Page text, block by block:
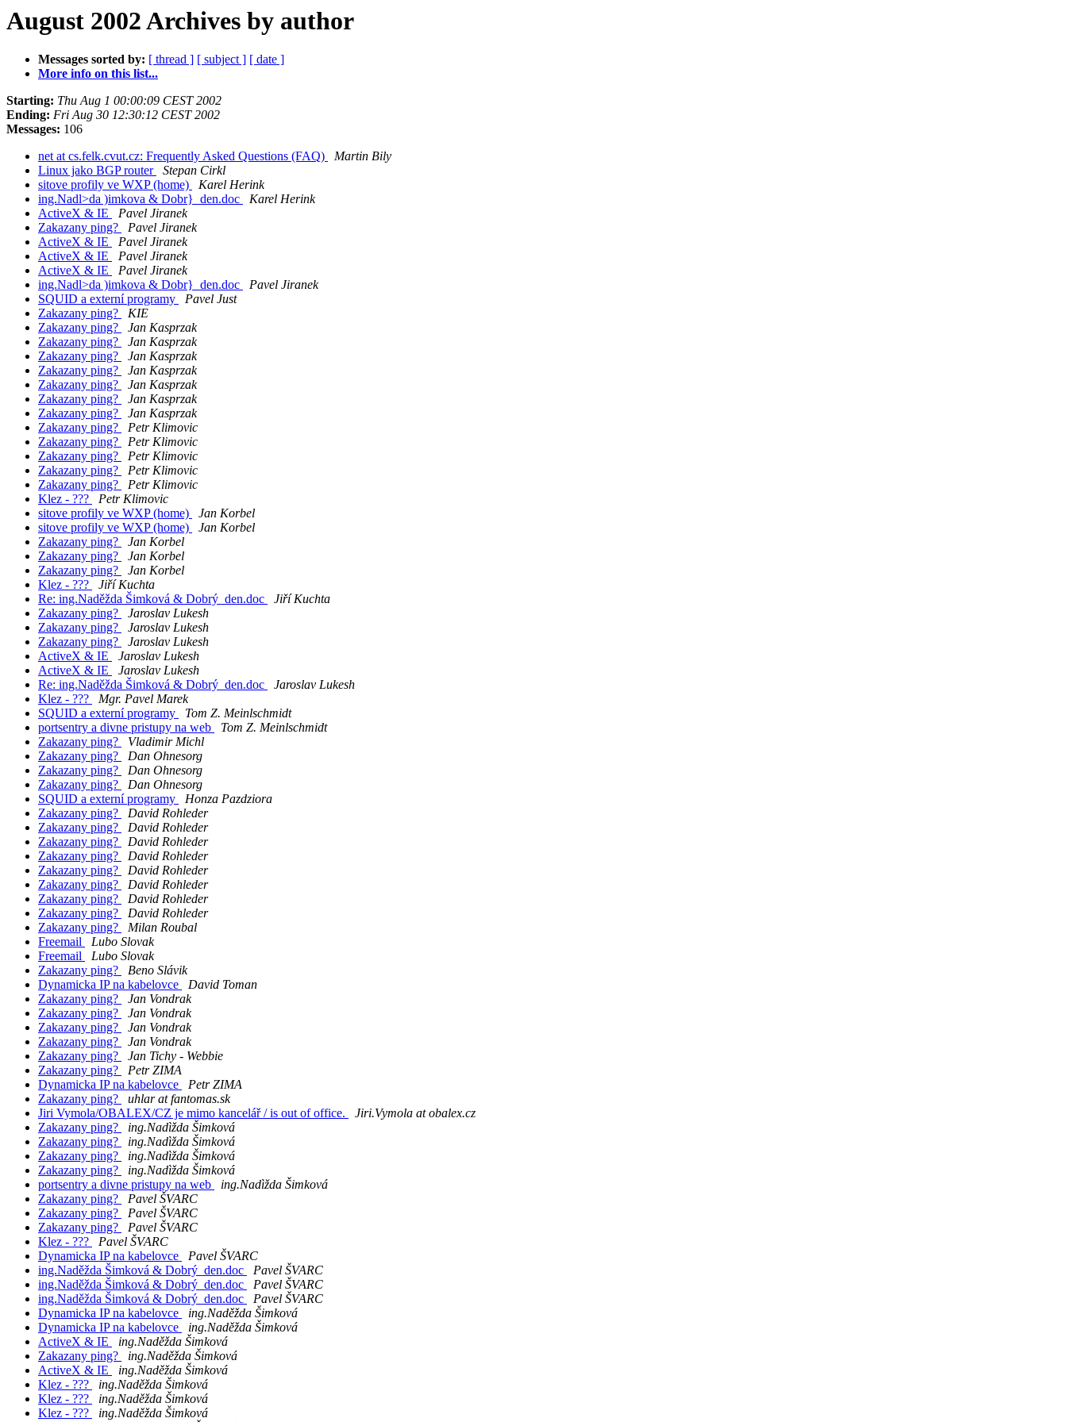
August 2002 Archives by author
Messages sorted by: [ thread ] [ subject ] [ date ]
More info on this list...
Starting: Thu Aug 1 00:00:09 CEST 2002
Ending: Fri Aug 30 12:30:12 CEST 2002
Messages: 106
net at cs.felk.cvut.cz: Frequently Asked Questions (FAQ)
Martin Bily
Linux jako BGP router
Stepan Cirkl
sitove profily ve WXP (home)
Karel Herink
ing.Nadl>da )imkova & Dobr}_den.doc
Karel Herink
ActiveX & IE
Pavel Jiranek
Zakazany ping?
Pavel Jiranek
ActiveX & IE
Pavel Jiranek
ActiveX & IE
Pavel Jiranek
ActiveX & IE
Pavel Jiranek
ing.Nadl>da )imkova & Dobr}_den.doc
Pavel Jiranek
SQUID a externí programy
Pavel Just
Zakazany ping?
KIE
Zakazany ping?
Jan Kasprzak
Zakazany ping?
Jan Kasprzak
Zakazany ping?
Jan Kasprzak
Zakazany ping?
Jan Kasprzak
Zakazany ping?
Jan Kasprzak
Zakazany ping?
Jan Kasprzak
Zakazany ping?
Jan Kasprzak
Zakazany ping?
Petr Klimovic
Zakazany ping?
Petr Klimovic
Zakazany ping?
Petr Klimovic
Zakazany ping?
Petr Klimovic
Zakazany ping?
Petr Klimovic
Klez - ???
Petr Klimovic
sitove profily ve WXP (home)
Jan Korbel
sitove profily ve WXP (home)
Jan Korbel
Zakazany ping?
Jan Korbel
Zakazany ping?
Jan Korbel
Zakazany ping?
Jan Korbel
Klez - ???
Jiří Kuchta
Re: ing.Naděžda Šimková & Dobrý_den.doc
Jiří Kuchta
Zakazany ping?
Jaroslav Lukesh
Zakazany ping?
Jaroslav Lukesh
Zakazany ping?
Jaroslav Lukesh
ActiveX & IE
Jaroslav Lukesh
ActiveX & IE
Jaroslav Lukesh
Re: ing.Naděžda Šimková & Dobrý_den.doc
Jaroslav Lukesh
Klez - ???
Mgr. Pavel Marek
SQUID a externí programy
Tom Z. Meinlschmidt
portsentry a divne pristupy na web
Tom Z. Meinlschmidt
Zakazany ping?
Vladimir Michl
Zakazany ping?
Dan Ohnesorg
Zakazany ping?
Dan Ohnesorg
Zakazany ping?
Dan Ohnesorg
SQUID a externí programy
Honza Pazdziora
Zakazany ping?
David Rohleder
Zakazany ping?
David Rohleder
Zakazany ping?
David Rohleder
Zakazany ping?
David Rohleder
Zakazany ping?
David Rohleder
Zakazany ping?
David Rohleder
Zakazany ping?
David Rohleder
Zakazany ping?
David Rohleder
Zakazany ping?
Milan Roubal
Freemail
Lubo Slovak
Freemail
Lubo Slovak
Zakazany ping?
Beno Slávik
Dynamicka IP na kabelovce
David Toman
Zakazany ping?
Jan Vondrak
Zakazany ping?
Jan Vondrak
Zakazany ping?
Jan Vondrak
Zakazany ping?
Jan Vondrak
Zakazany ping?
Jan Tichy - Webbie
Zakazany ping?
Petr ZIMA
Dynamicka IP na kabelovce
Petr ZIMA
Zakazany ping?
uhlar at fantomas.sk
Jiri Vymola/OBALEX/CZ je mimo kancelář / is out of office.
Jiri.Vymola at obalex.cz
Zakazany ping?
ing.Nadìžda Šimková
Zakazany ping?
ing.Nadìžda Šimková
Zakazany ping?
ing.Nadìžda Šimková
Zakazany ping?
ing.Nadìžda Šimková
portsentry a divne pristupy na web
ing.Nadìžda Šimková
Zakazany ping?
Pavel ŠVARC
Zakazany ping?
Pavel ŠVARC
Zakazany ping?
Pavel ŠVARC
Klez - ???
Pavel ŠVARC
Dynamicka IP na kabelovce
Pavel ŠVARC
ing.Naděžda Šimková & Dobrý_den.doc
Pavel ŠVARC
ing.Naděžda Šimková & Dobrý_den.doc
Pavel ŠVARC
ing.Naděžda Šimková & Dobrý_den.doc
Pavel ŠVARC
Dynamicka IP na kabelovce
ing.Naděžda Šimková
Dynamicka IP na kabelovce
ing.Naděžda Šimková
ActiveX & IE
ing.Naděžda Šimková
Zakazany ping?
ing.Naděžda Šimková
ActiveX & IE
ing.Naděžda Šimková
Klez - ???
ing.Naděžda Šimková
Klez - ???
ing.Naděžda Šimková
Klez - ???
ing.Naděžda Šimková